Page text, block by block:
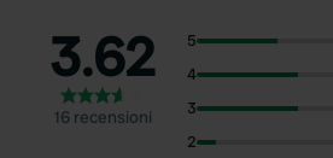
3.62
16 recensioni
5
4
3
2